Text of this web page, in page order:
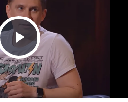
Play Video